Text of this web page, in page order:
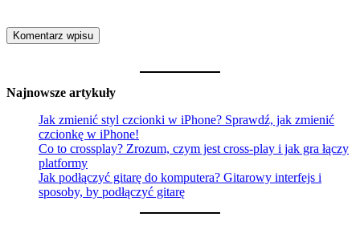
Najnowsze artykuły
Jak zmienić styl czcionki w iPhone? Sprawdź, jak zmienić
czcionkę w iPhone!
Co to crossplay? Zrozum, czym jest cross-play i jak gra łączy
platformy
Jak podłączyć gitarę do komputera? Gitarowy interfejs i
sposoby, by podłączyć gitarę